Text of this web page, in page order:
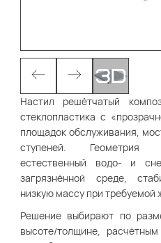
Настил решётчатый
стеклопластика с
площадок обслуживания,
ступеней. Геометрия
естественный водо- и
загрязнённой среде,
низкую массу при требуемой
Решение выбирают по
высоте/толщине,